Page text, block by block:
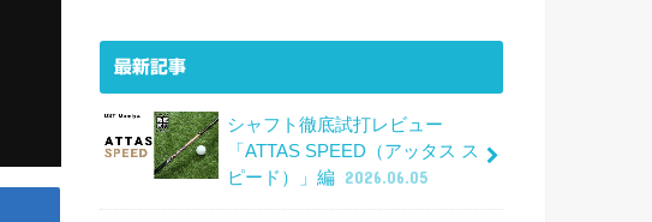
最新記事
シャフト徹底試打レビュー
「ATTAS SPEED（アッタス ス
ピード）」編 2026.06.05